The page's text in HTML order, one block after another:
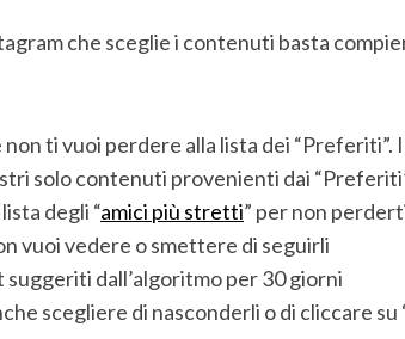
che sceglie i contenuti basta
ti vuoi perdere alla lista dei “Preferiti”.
solo contenuti provenienti dai
degli “amici più stretti” per non
vuoi vedere o smettere di seguirli
dall’algoritmo per 30 giorni
scegliere di nasconderli o di cliccare su